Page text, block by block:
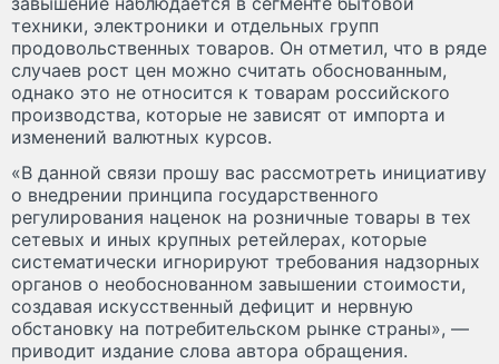
техники, электроники и отдельных групп
продовольственных товаров. Он отметил, что в ряде
случаев рост цен можно считать обоснованным,
однако это не относится к товарам российского
производства, которые не зависят от импорта и
изменений валютных курсов.
«В данной связи прошу вас рассмотреть инициативу
о внедрении принципа государственного
регулирования наценок на розничные товары в тех
сетевых и иных крупных ретейлерах, которые
систематически игнорируют требования надзорных
органов о необоснованном завышении стоимости,
создавая искусственный дефицит и нервную
обстановку на потребительском рынке страны», —
приводит издание слова автора обращения.